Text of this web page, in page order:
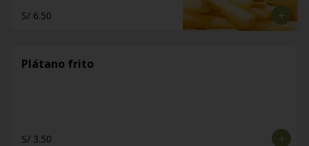
S/ 6.50
Plátano frito
S/ 3.50